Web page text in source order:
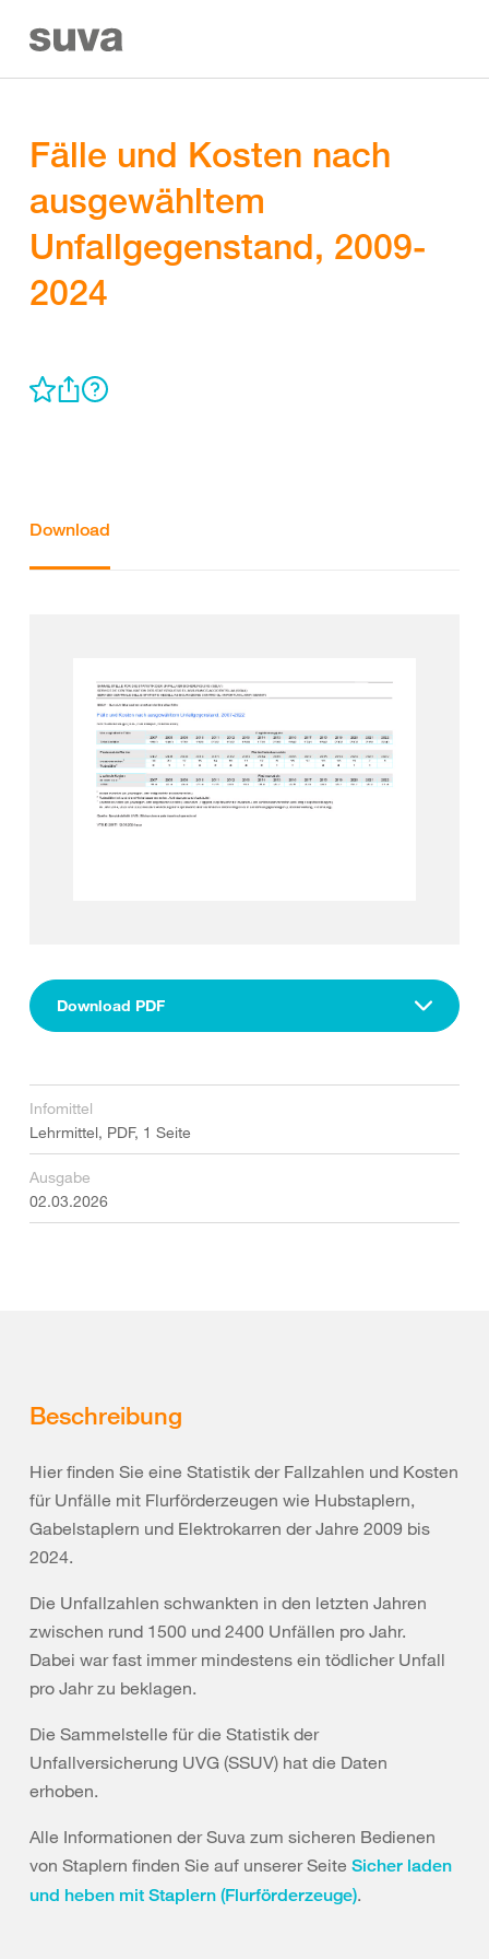
Fälle und Kosten nach
ausgewähltem
Unfallgegenstand, 2009-
2024
Download
Download PDF
Infomittel
Lehrmittel, PDF, 1 Seite
Ausgabe
02.03.2026
Beschreibung
Hier finden Sie eine Statistik der Fallzahlen und Kosten
für Unfälle mit Flurförderzeugen wie Hubstaplern,
Gabelstaplern und Elektrokarren der Jahre 2009 bis
2024.
Die Unfallzahlen schwankten in den letzten Jahren
zwischen rund 1500 und 2400 Unfällen pro Jahr.
Dabei war fast immer mindestens ein tödlicher Unfall
pro Jahr zu beklagen.
Die Sammelstelle für die Statistik der
Unfallversicherung UVG (SSUV) hat die Daten
erhoben.
Alle Informationen der Suva zum sicheren Bedienen
von Staplern finden Sie auf unserer Seite Sicher laden
und heben mit Staplern (Flurförderzeuge).